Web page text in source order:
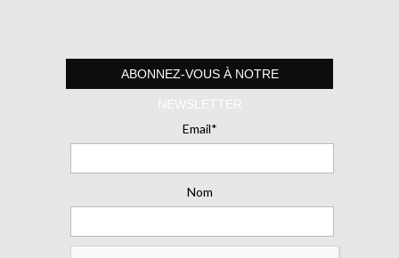
ABONNEZ-VOUS À NOTRE
NEWSLETTER
Email*
Nom